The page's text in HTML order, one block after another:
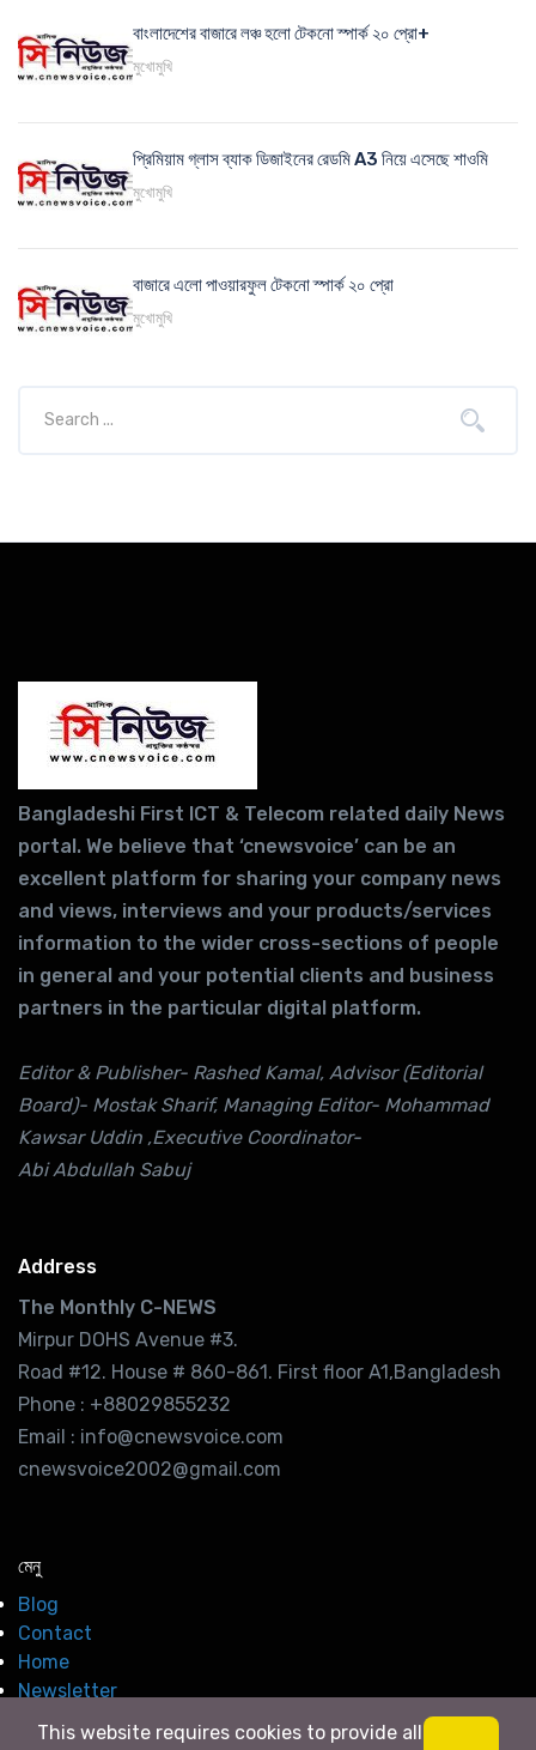
বাংলাদেশের বাজারে লঞ্চ হলো টেকনো স্পার্ক ২০ প্রো+
মুখোমুখি
প্রিমিয়াম গ্লাস ব্যাক ডিজাইনের রেডমি A3 নিয়ে এসেছে শাওমি
মুখোমুখি
বাজারে এলো পাওয়ারফুল টেকনো স্পার্ক ২০ প্রো
মুখোমুখি
Bangladeshi First ICT & Telecom related daily News
portal. We believe that ‘cnewsvoice’ can be an
excellent platform for sharing your company news
and views, interviews and your products/services
information to the wider cross-sections of people
in general and your potential clients and business
partners in the particular digital platform.
Editor & Publisher- Rashed Kamal, Advisor (Editorial
Board)- Mostak Sharif, Managing Editor- Mohammad
Kawsar Uddin ,Executive Coordinator-
Abi Abdullah Sabuj
Address
The Monthly C-NEWS
Mirpur DOHS Avenue #3.
Road #12. House # 860-861. First floor A1,Bangladesh
Phone : +88029855232
Email : info@cnewsvoice.com
cnewsvoice2002@gmail.com
মেনু
Blog
Contact
Home
Newsletter
This website requires cookies to provide all